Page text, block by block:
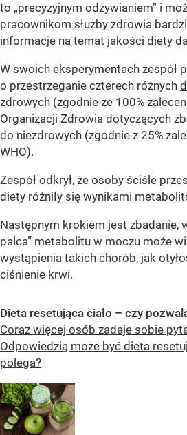
to „precyzyjnym odżywianiem” i
pracownikom służby zdrowia
informacje na temat jakości diety
W swoich eksperymentach zespół
o przestrzeganie czterech różnych
zdrowych (zgodnie ze 100%
Organizacji Zdrowia dotyczących
do niezdrowych (zgodnie z 25%
WHO).
Zespół odkrył, że osoby ściśle
diety różniły się wynikami
Następnym krokiem jest zbadanie,
palca” metabolitu w moczu może
wystąpienia takich chorób, jak
ciśnienie krwi.
Dieta resetująca ciało – czy
Coraz więcej osób zadaje sobie
Odpowiedzią może być dieta
polega?